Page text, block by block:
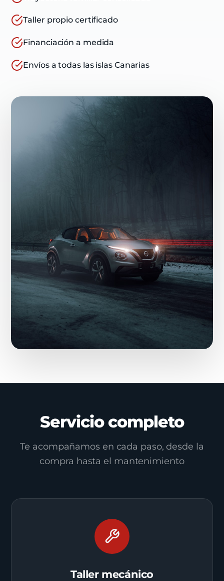
Taller propio certificado
Financiación a medida
Envíos a todas las islas Canarias
Servicio completo
Te acompañamos en cada paso, desde la
compra hasta el mantenimiento
Taller mecánico